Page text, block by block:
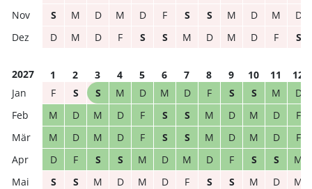
S
M D M D F S S M D M
D
D
M D F S S M D M D F S
2027 1 2 3 4 5 6 7 8 9 10 11
12
F
S S M D M D F S S M
D
M
D M D F S S M D M D
F
M
D M D F S S M D M D
F
D
F S S M D M D F S S
M
S
S M D M D F S S M D
M